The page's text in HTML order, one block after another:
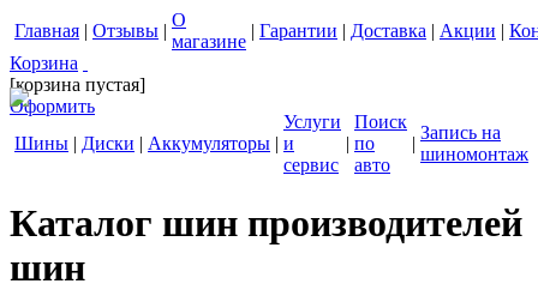
Главная | Отзывы |
О
магазине
| Гарантии | Доставка | Акции |
Корзина
[корзина пустая]
Оформить
Шины | Диски | Аккумуляторы |
Услуги
и
сервис
|
Поиск
по
авто
|
Запись на
шиномонтаж
Каталог шин производителей
шин